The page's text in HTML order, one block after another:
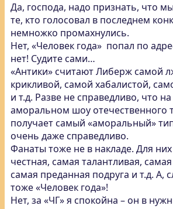
Да, господа, надо признать, что
те, кто голосовал в последнем
немножко промахнулись.
Нет, «Человек года» попал по
нет! Судите сами…
«Антики» считают Либерж самой
крикливой, самой хабалистой,
и т.д. Разве не справедливо, что
аморальном шоу отечественного
получает самый «аморальный»
очень даже справедливо.
Фанаты тоже не в накладе. Для
честная, самая талантливая,
самая преданная подруга и т.д. А,
тоже «Человек года»!
Нет, за «ЧГ» я спокойна – он в